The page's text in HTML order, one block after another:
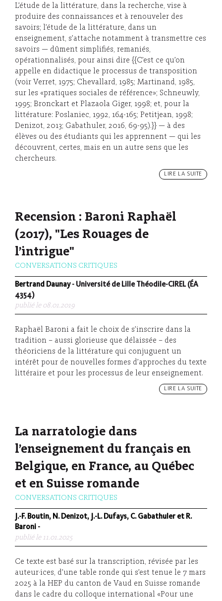
L’étude de la littérature, dans la recherche, vise à
produire des connaissances et à renouveler des
savoirs; l’étude de la littérature, dans un
enseignement, s’attache notamment à transmettre ces
savoirs — dûment simplifiés, remaniés,
opérationnalisés, pour ainsi dire {{C’est ce qu’on
appelle en didactique le processus de transposition
(voir Verret, 1975; Chevallard, 1985; Martinand, 1985,
sur les «pratiques sociales de référence»; Schneuwly,
1995; Bronckart et Plazaola Giger, 1998; et, pour la
littérature: Poslaniec, 1992, 164-165; Petitjean, 1998;
Denizot, 2013; Gabathuler, 2016, 69-95).}} — à des
élèves ou des étudiants qui les apprennent — qui les
découvrent, certes, mais en un autre sens que les
chercheurs.
LIRE LA SUITE
Recension : Baroni Raphaël
(2017), "Les Rouages de
l’intrigue"
CONVERSATIONS CRITIQUES
Bertrand Daunay- Université de Lille Théodile-CIREL (ÉA
4354)
publié le 08.01.2019
Raphaël Baroni a fait le choix de s’inscrire dans la
tradition – aussi glorieuse que délaissée – des
théoriciens de la littérature qui conjuguent un
intérêt pour de nouvelles formes d’approches du texte
littéraire et pour les processus de leur enseignement.
LIRE LA SUITE
La narratologie dans
l’enseignement du français en
Belgique, en France, au Québec
et en Suisse romande
CONVERSATIONS CRITIQUES
J.-F. Boutin, N. Denizot, J.-L. Dufays, C. Gabathuler et R.
Baroni -
publié le 11.01.2025
Ce texte est basé sur la transcription, révisée par les
auteur·ices, d’une table ronde qui s’est tenue le 7 mars
2025 à la HEP du canton de Vaud en Suisse romande
dans le cadre du colloque international «Pour une